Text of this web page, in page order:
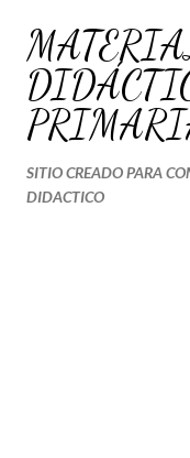
Ir
SITIO CREADO PARA
DIDACTICO